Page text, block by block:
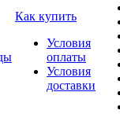
Как купить
Условия
оплаты
Условия
доставки